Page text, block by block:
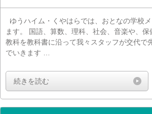
ゆうハイム・くやはらでは、おとなの学校
ます。 国語、算数、理科、社会、音楽や、
教科を教科書に沿って我々スタッフが交代で
でいきます …
続きを読む